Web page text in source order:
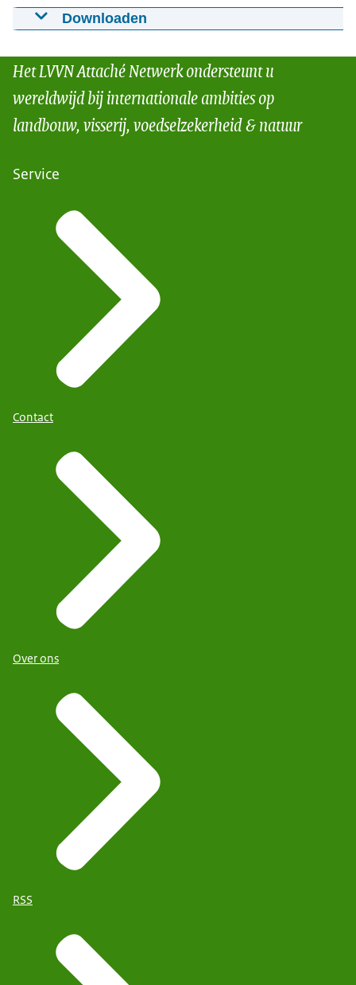
Downloaden
20-08-2013mp4
Download
Het LVVN Attaché Netwerk ondersteunt u
wereldwijd bij internationale ambities op
landbouw, visserij, voedselzekerheid & natuur
Service
Contact
Over ons
RSS